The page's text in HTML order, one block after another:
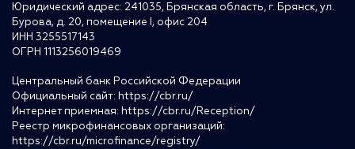
Юридический адрес: 241035, Брянская область, г. Брянск, ул.
Бурова, д. 20, помещение I, офис 204
ИНН 3255517143
ОГРН 1113256019469
Центральный банк Российской Федерации
Официальный сайт: https://cbr.ru/
Интернет приемная: https://cbr.ru/Reception/
Реестр микрофинансовых организаций:
https://cbr.ru/microfinance/registry/